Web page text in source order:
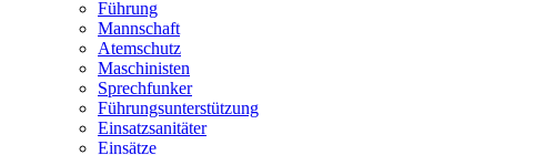
Führung
Mannschaft
Atemschutz
Maschinisten
Sprechfunker
Führungsunterstützung
Einsatzsanitäter
Einsätze